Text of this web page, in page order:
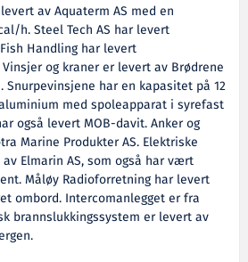
av Aquaterm AS med en
h. Steel Tech AS har levert
Handling har levert
og kraner er levert av Brødrene
Snurpevinsjene har en kapasitet på 12
med spoleapparat i syrefast
også levert MOB-davit. Anker og
Marine Produkter AS. Elektriske
Elmarin AS, som også har vært
Måløy Radioforretning har levert
ombord. Intercomanlegget er fra
brannslukkingssystem er levert av